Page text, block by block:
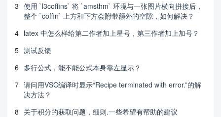
3 使用 `l3coffins` 将 `amsthm` 环境与一张图片横向拼接后，
整个 `coffin` 上方和下方会附带额外的空隙，如何解决？
4 latex 中怎么样给第二作者加上星号，第三作者加上加号？
5 测试反馈
6 多行公式，能不能公式本身靠左显示？
7 请问用VSC编译时显示“Recipe terminated with error.”的解
决方法？
8 关于积分的获取问题，细则.一些希望有帮助的建议